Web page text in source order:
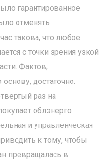
гарантированное
отменять
такова, что любое
с точки зрения узкой
Фактов,
достаточно.
раз на
облэнерго.
и управленческая
к тому, чтобы
превращалась в